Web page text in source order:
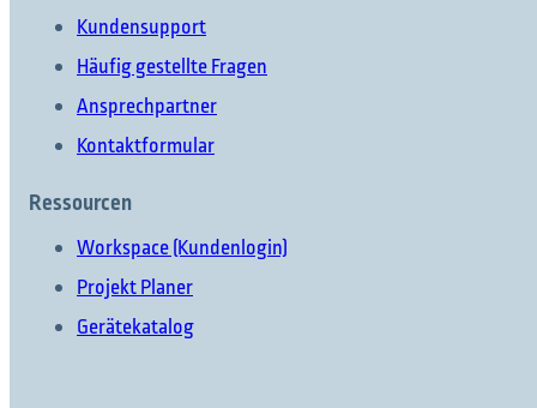
Kundensupport
Häufig gestellte Fragen
Ansprechpartner
Kontaktformular
Ressourcen
Workspace (Kundenlogin)
Projekt Planer
Gerätekatalog